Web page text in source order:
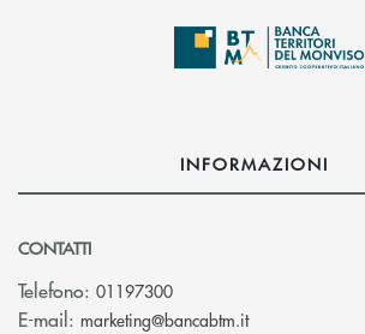
INFORMAZIONI
CONTATTI
Telefono: 01197300
E-mail: marketing@bancabtm.it(si apre l’app